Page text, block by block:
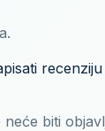
biti